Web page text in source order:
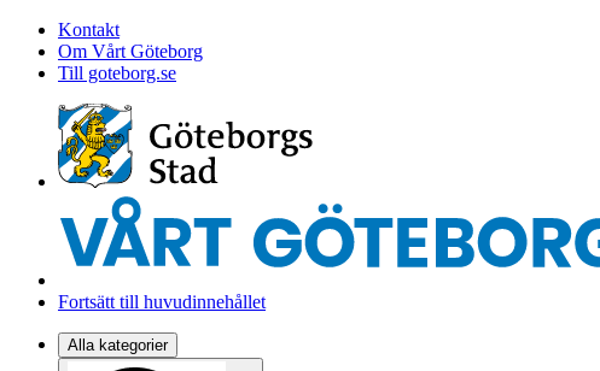
Kontakt
Om Vårt Göteborg
Till goteborg.se
Fortsätt till huvudinnehållet
Alla kategorier